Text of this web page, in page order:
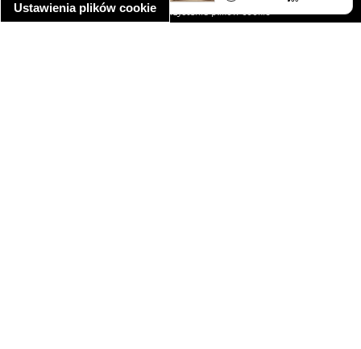
Ustawienia plików cookieinformacja o wykorzystaniu plików cookie